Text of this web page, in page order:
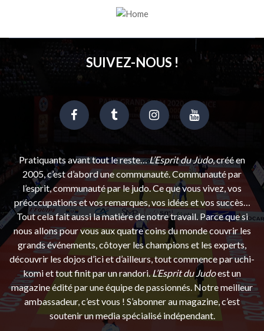
SUIVEZ-NOUS !
Pratiquants avant tout le reste…L’Esprit du Judo, créé en
2005, c’est d’abord une communauté. Communauté par
l’esprit, communauté par le judo. Ce que vous vivez, vos
préoccupations et vos remarques, vos idées et vos succès…
Tout cela fait aussi la matière de notre travail. Parce que si
nous allons pour vous aux quatre coins du monde couvrir les
grands événements, côtoyer les champions et les experts,
découvrir les dojos d’ici et d’ailleurs, tout commence par uchi-
komi et tout finit par un randori.L’Esprit du Judoest un
magazine édité par une équipe de passionnés. Notre meilleur
ambassadeur, c’est vous ! S’abonner au magazine, c’est
soutenir un media spécialisé indépendant.